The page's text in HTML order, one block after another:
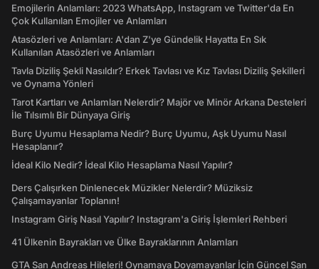
Emojilerin Anlamları: 2023 WhatsApp, Instagram ve Twitter'da En
Çok Kullanılan Emojiler ve Anlamları
Atasözleri ve Anlamları: A'dan Z'ye Gündelik Hayatta En Sık
Kullanılan Atasözleri ve Anlamları
Tavla Diziliş Şekli Nasıldır? Erkek Tavlası ve Kız Tavlası Diziliş Şekilleri
ve Oynama Yönleri
Tarot Kartları ve Anlamları Nelerdir? Majör ve Minör Arkana Desteleri
İle Tılsımlı Bir Dünyaya Giriş
Burç Uyumu Hesaplama Nedir? Burç Uyumu, Aşk Uyumu Nasıl
Hesaplanır?
İdeal Kilo Nedir? İdeal Kilo Hesaplama Nasıl Yapılır?
Ders Çalışırken Dinlenecek Müzikler Nelerdir? Müziksiz
Çalışamayanlar Toplanın!
Instagram Giriş Nasıl Yapılır? Instagram'a Giriş İşlemleri Rehberi
41 Ülkenin Bayrakları ve Ülke Bayraklarının Anlamları
GTA San Andreas Hileleri! Oynamaya Doyamayanlar İçin Güncel San